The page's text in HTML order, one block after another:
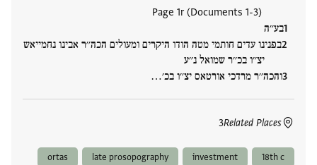
(Documents 1-3) Page 1r
בע׳׳ה
בפנינו עדים חותמי מטה הודו היקרים ומעולים הכה׳׳ר אבינו נחמייאש
יצ׳׳ו בכ׳׳ר שמואל נ׳׳ע
והכה׳׳ר מרדכי אורטאס יצ׳׳ו בכ׳‮…
Related Places
3
18th c
investment
late prosopography
ortas